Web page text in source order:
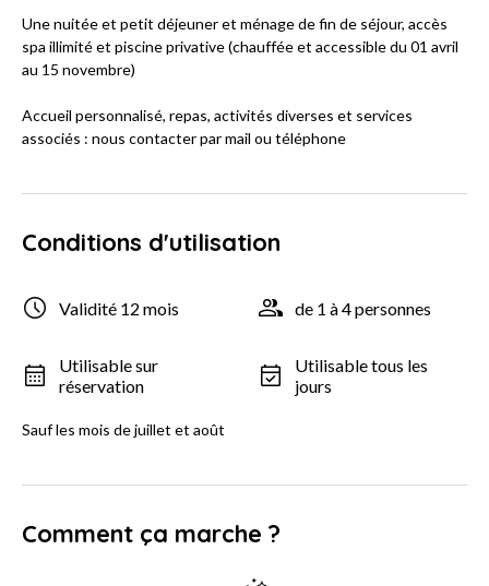
Une nuitée et petit déjeuner et ménage de fin de séjour, accès
spa illimité et piscine privative (chauffée et accessible du 01 avril
au 15 novembre)
Accueil personnalisé, repas, activités diverses et services
associés : nous contacter par mail ou téléphone
Conditions d'utilisation
Validité 12 mois de 1 à 4 personnes
Utilisable sur
réservation
Utilisable tous les
jours
Sauf les mois de juillet et août
Comment ça marche ?